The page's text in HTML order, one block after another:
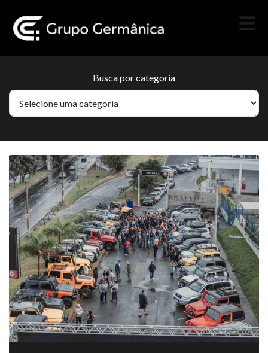
Busca por categoria